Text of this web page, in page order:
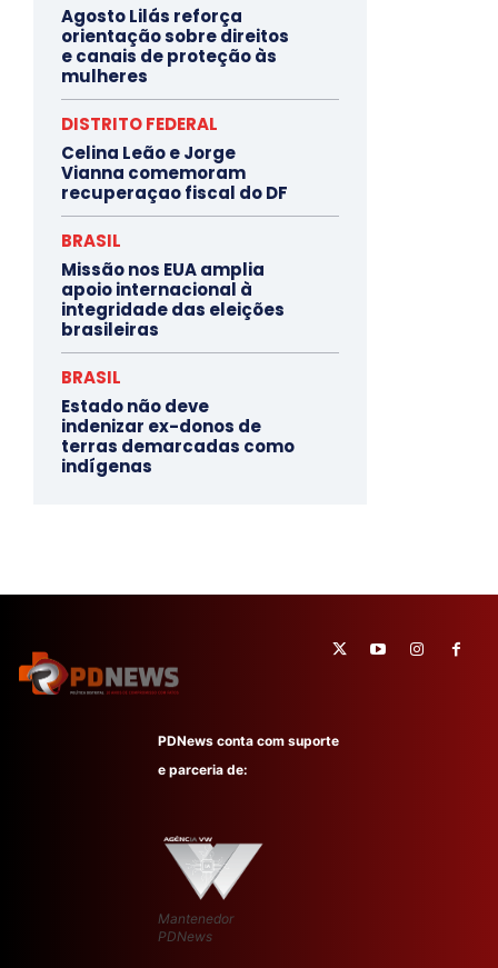
Agosto Lilás reforça
orientação sobre direitos
e canais de proteção às
mulheres
DISTRITO FEDERAL
Celina Leão e Jorge
Vianna comemoram
recuperaçao fiscal do DF
BRASIL
Missão nos EUA amplia
apoio internacional à
integridade das eleições
brasileiras
BRASIL
Estado não deve
indenizar ex-donos de
terras demarcadas como
indígenas
PDNews conta com suporte
e parceria de:
Mantenedor
PDNews